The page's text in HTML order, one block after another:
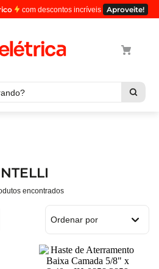
com descontos incríveis Aproveite!
Ordenar por